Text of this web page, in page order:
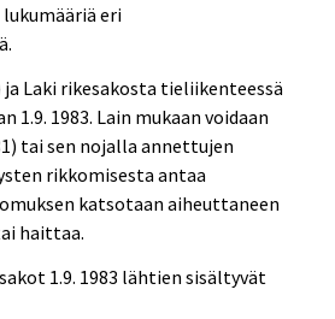
eri
Laki rikesakosta tieliikenteessä
1.9. 1983. Lain mukaan voidaan
tai sen nojalla annettujen
rikkomisesta antaa
katsotaan aiheuttaneen
haittaa.
1.9. 1983 lähtien sisältyvät